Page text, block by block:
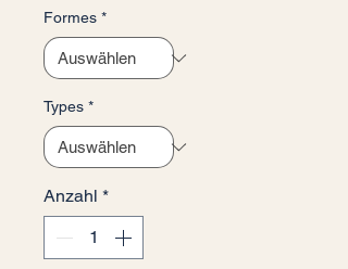
Formes *
Types *
Anzahl *